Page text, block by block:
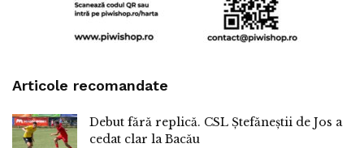
Articole recomandate
Debut fără replică. CSL Ștefăneștii de Jos a
cedat clar la Bacău